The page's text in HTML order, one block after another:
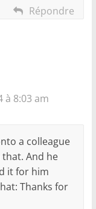
Répondre
à 8:03 am
a colleague
And he
it for him
Thanks for